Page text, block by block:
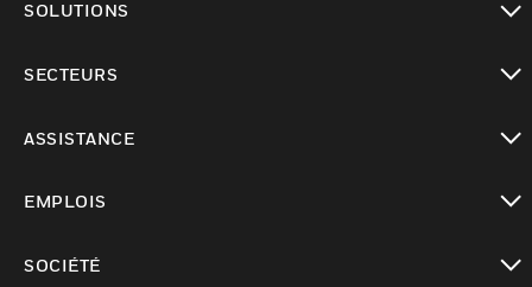
SOLUTIONS
SECTEURS
ASSISTANCE
EMPLOIS
SOCIÉTÉ